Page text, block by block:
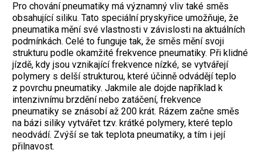
Pro chování pneumatiky má významný vliv také směs
obsahující siliku. Tato speciální pryskyřice umožňuje, že
pneumatika mění své vlastnosti v závislosti na aktuálních
podmínkách. Celé to funguje tak, že směs mění svoji
strukturu podle okamžité frekvence pneumatiky. Při klidné
jízdě, kdy jsou vznikající frekvence nízké, se vytvářejí
polymery s delší strukturou, které účinně odvádějí teplo
z povrchu pneumatiky. Jakmile ale dojde například k
intenzivnímu brzdění nebo zatáčení, frekvence
pneumatiky se znásobí až 200 krát. Rázem začne směs
na bázi siliky vytvářet tzv. krátké polymery, které teplo
neodvádí. Zvýší se tak teplota pneumatiky, a tím i její
přilnavost.